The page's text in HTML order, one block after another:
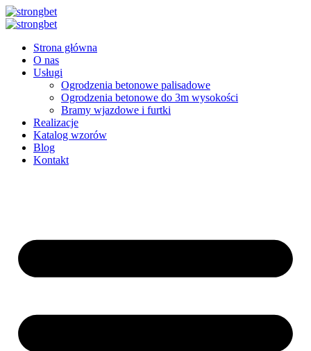
Przejdź
do
Strona główna
O nas
Usługi
Ogrodzenia betonowe palisadowe
Ogrodzenia betonowe do 3m wysokości
Bramy wjazdowe i furtki
Realizacje
Katalog wzorów
Blog
Kontakt